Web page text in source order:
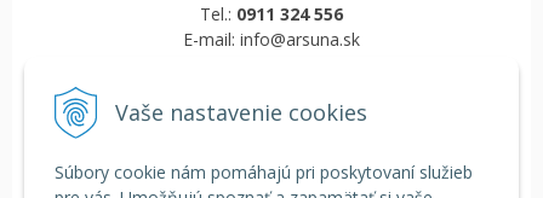
Vaše nastavenie cookies
Súbory cookie nám pomáhajú pri poskytovaní služieb
Tel.: 0911 324 556
E-mail: info@arsuna.sk
VŠETKO O NÁKUPE
Reklamačný poriadok